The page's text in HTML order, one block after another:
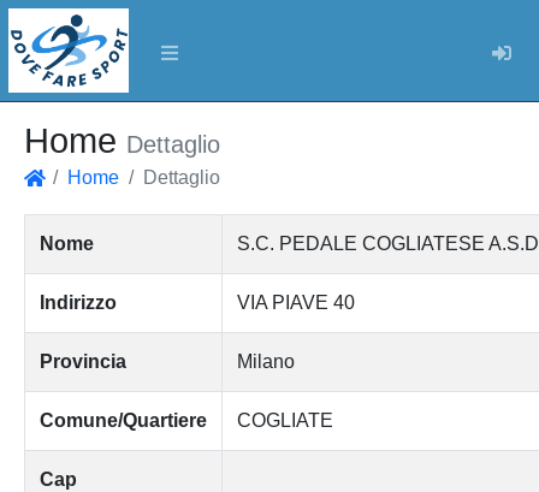
Home Dettaglio
Home Dettaglio
Nome S.C. PEDALE COGLIATESE
Indirizzo VIA PIAVE 40
Provincia Milano
Comune/Quartiere COGLIATE
Cap